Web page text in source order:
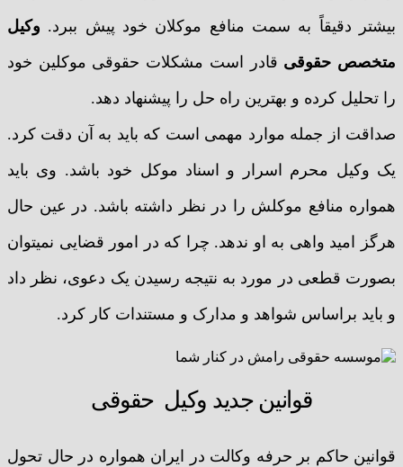
بیشتر دقیقاً به سمت منافع موکلان خود پیش ببرد. وکیل
متخصص حقوقی قادر است مشکلات حقوقی موکلین خود
را تحلیل کرده و بهترین راه حل را پیشنهاد دهد.
صداقت از جمله موارد مهمی است که باید به آن دقت کرد.
یک وکیل محرم اسرار و اسناد موکل خود باشد. وی باید
همواره منافع موکلش را در نظر داشته باشد. در عین حال
هرگز امید واهی به او ندهد. چرا که در امور قضایی نمیتوان
بصورت قطعی در مورد به نتیجه رسیدن یک دعوی، نظر داد
و باید براساس شواهد و مدارک و مستندات کار کرد.
قوانین جدید وکیل حقوقی
قوانین حاکم بر حرفه وکالت در ایران همواره در حال تحول